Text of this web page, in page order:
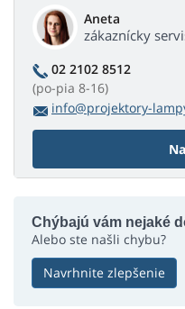
Aneta
zákaznícky
02 2102 8512
(po-pia 8-16)
info@projektory-
Chýbajú vám nejaké
Alebo ste našli chybu?
Navrhnite zlepšenie